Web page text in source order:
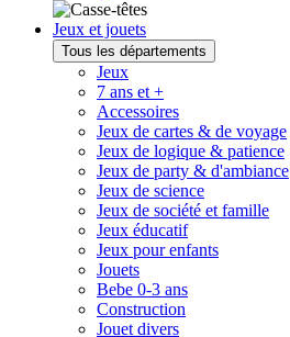
Jeux et jouets
Tous les départements
Jeux
7 ans et +
Accessoires
Jeux de cartes & de voyage
Jeux de logique & patience
Jeux de party & d'ambiance
Jeux de science
Jeux de société et famille
Jeux éducatif
Jeux pour enfants
Jouets
Bebe 0-3 ans
Construction
Jouet divers